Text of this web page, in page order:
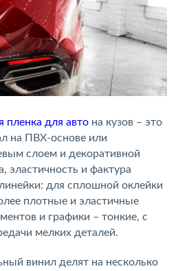
пленка для авто на кузов – это
на ПВХ-основе или
слоем и декоративной
эластичность и фактура
для сплошной оклейки
плотные и эластичные
и графики – тонкие, с
мелких деталей.
винил делят на несколько